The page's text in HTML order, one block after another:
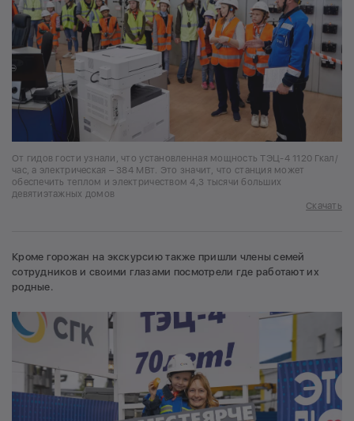
От гидов гости узнали, что установленная мощность ТЭЦ-4 1120 Гкал/
час, а электрическая – 384 МВт. Это значит, что станция может
обеспечить теплом и электричеством 4,3 тысячи больших
девятиэтажных домов
Скачать
Кроме горожан на экскурсию также пришли члены семей
сотрудников и своими глазами посмотрели где работают их
родные.